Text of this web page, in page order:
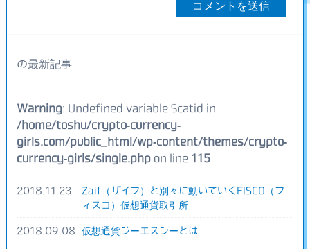
の最新記事
Warning: Undefined variable $catid in
/home/toshu/crypto-currency-
girls.com/public_html/wp-content/themes/crypto-
currency-girls/single.php on line 115
2018.11.23
Zaif（ザイフ）と別々に動いていくFISCO（フ
ィスコ）仮想通貨取引所
2018.09.08 仮想通貨ジーエスシーとは